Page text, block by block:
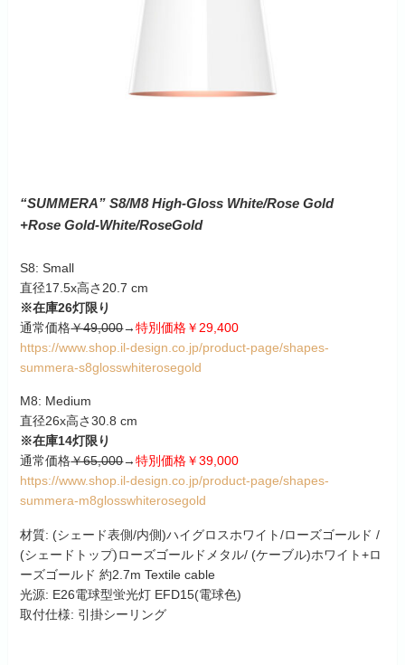
“SUMMERA” S8/M8 High-Gloss White/Rose Gold
+Rose Gold-White/RoseGold
S8: Small
直径17.5x高さ20.7 cm
※在庫26灯限り
通常価格￥49,000→特別価格￥29,400
https://www.shop.il-design.co.jp/product-page/shapes-
summera-s8glosswhiterosegold
M8: Medium
直径26x高さ30.8 cm
※在庫14灯限り
通常価格￥65,000→特別価格￥39,000
https://www.shop.il-design.co.jp/product-page/shapes-
summera-m8glosswhiterosegold
材質: (シェード表側/内側)ハイグロスホワイト/ローズゴールド /
(シェードトップ)ローズゴールドメタル/ (ケーブル)ホワイト+ロ
ーズゴールド 約2.7m Textile cable
光源: E26電球型蛍光灯 EFD15(電球色)
取付仕様: 引掛シーリング